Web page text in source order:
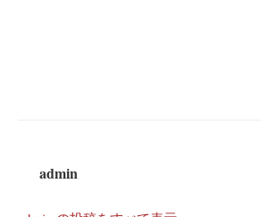
admin